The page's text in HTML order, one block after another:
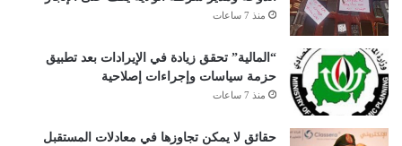
منذ 7 ساعات
“المالية” تحقق زيادة في الإيرادات بعد تطبيق
حزمة سياسات وإجراءات إصلاحية
منذ 7 ساعات
حقائق لا يمكن تجاوزها في معادلات المستقبل